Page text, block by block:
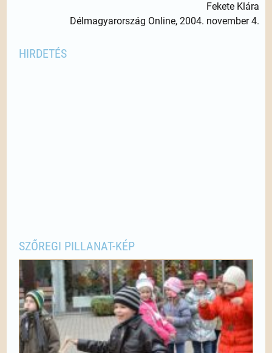
Fekete Klára
Délmagyarország Online, 2004. november 4.
HIRDETÉS
SZŐREGI PILLANAT-KÉP